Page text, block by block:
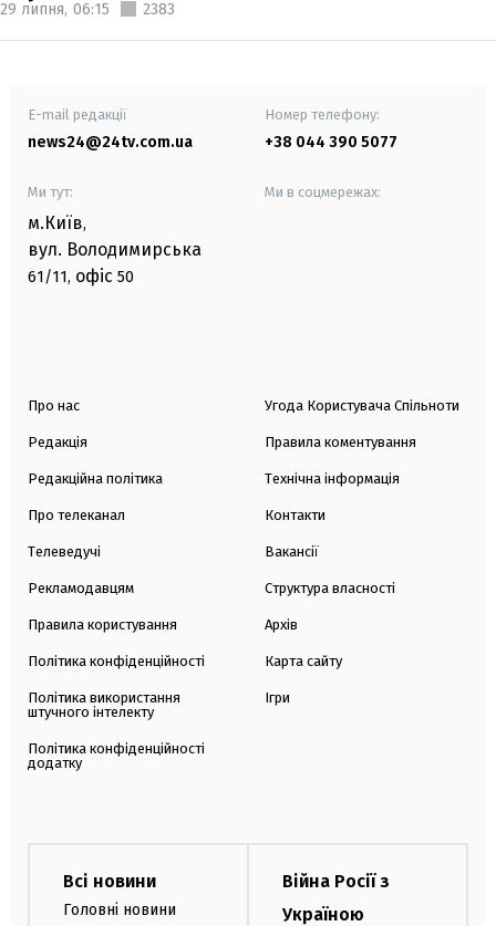
29 липня, 06:15 2383
E-mail редакції
news24@24tv.com.ua
Номер телефону:
+38 044 390 5077
Ми тут:
м.Київ,
вул. Володимирська
61/11, офіс 50
Ми в соцмережах:
Про нас
Редакція
Редакційна політика
Про телеканал
Телеведучі
Рекламодавцям
Правила користування
Політика конфіденційності
Політика використання
штучного інтелекту
Політика конфіденційності
додатку
Угода Користувача Спільноти
Правила коментування
Технічна інформація
Контакти
Вакансії
Структура власності
Архів
Карта сайту
Ігри
Всі новини
Головні новини
Війна Росії з
Україною